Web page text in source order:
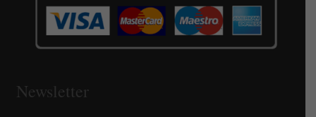
Newsletter